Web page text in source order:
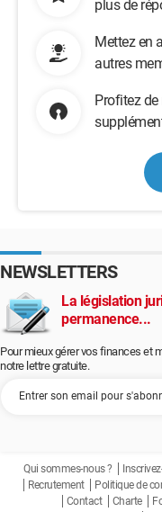
plus de
Mettez en
autres
Profitez
NEWSLETTERS
La législation
permanence...
Pour mieux gérer vos finances et
notre lettre gratuite.
Qui sommes-nous ?
Recrutement
Politique de
Contact
Charte